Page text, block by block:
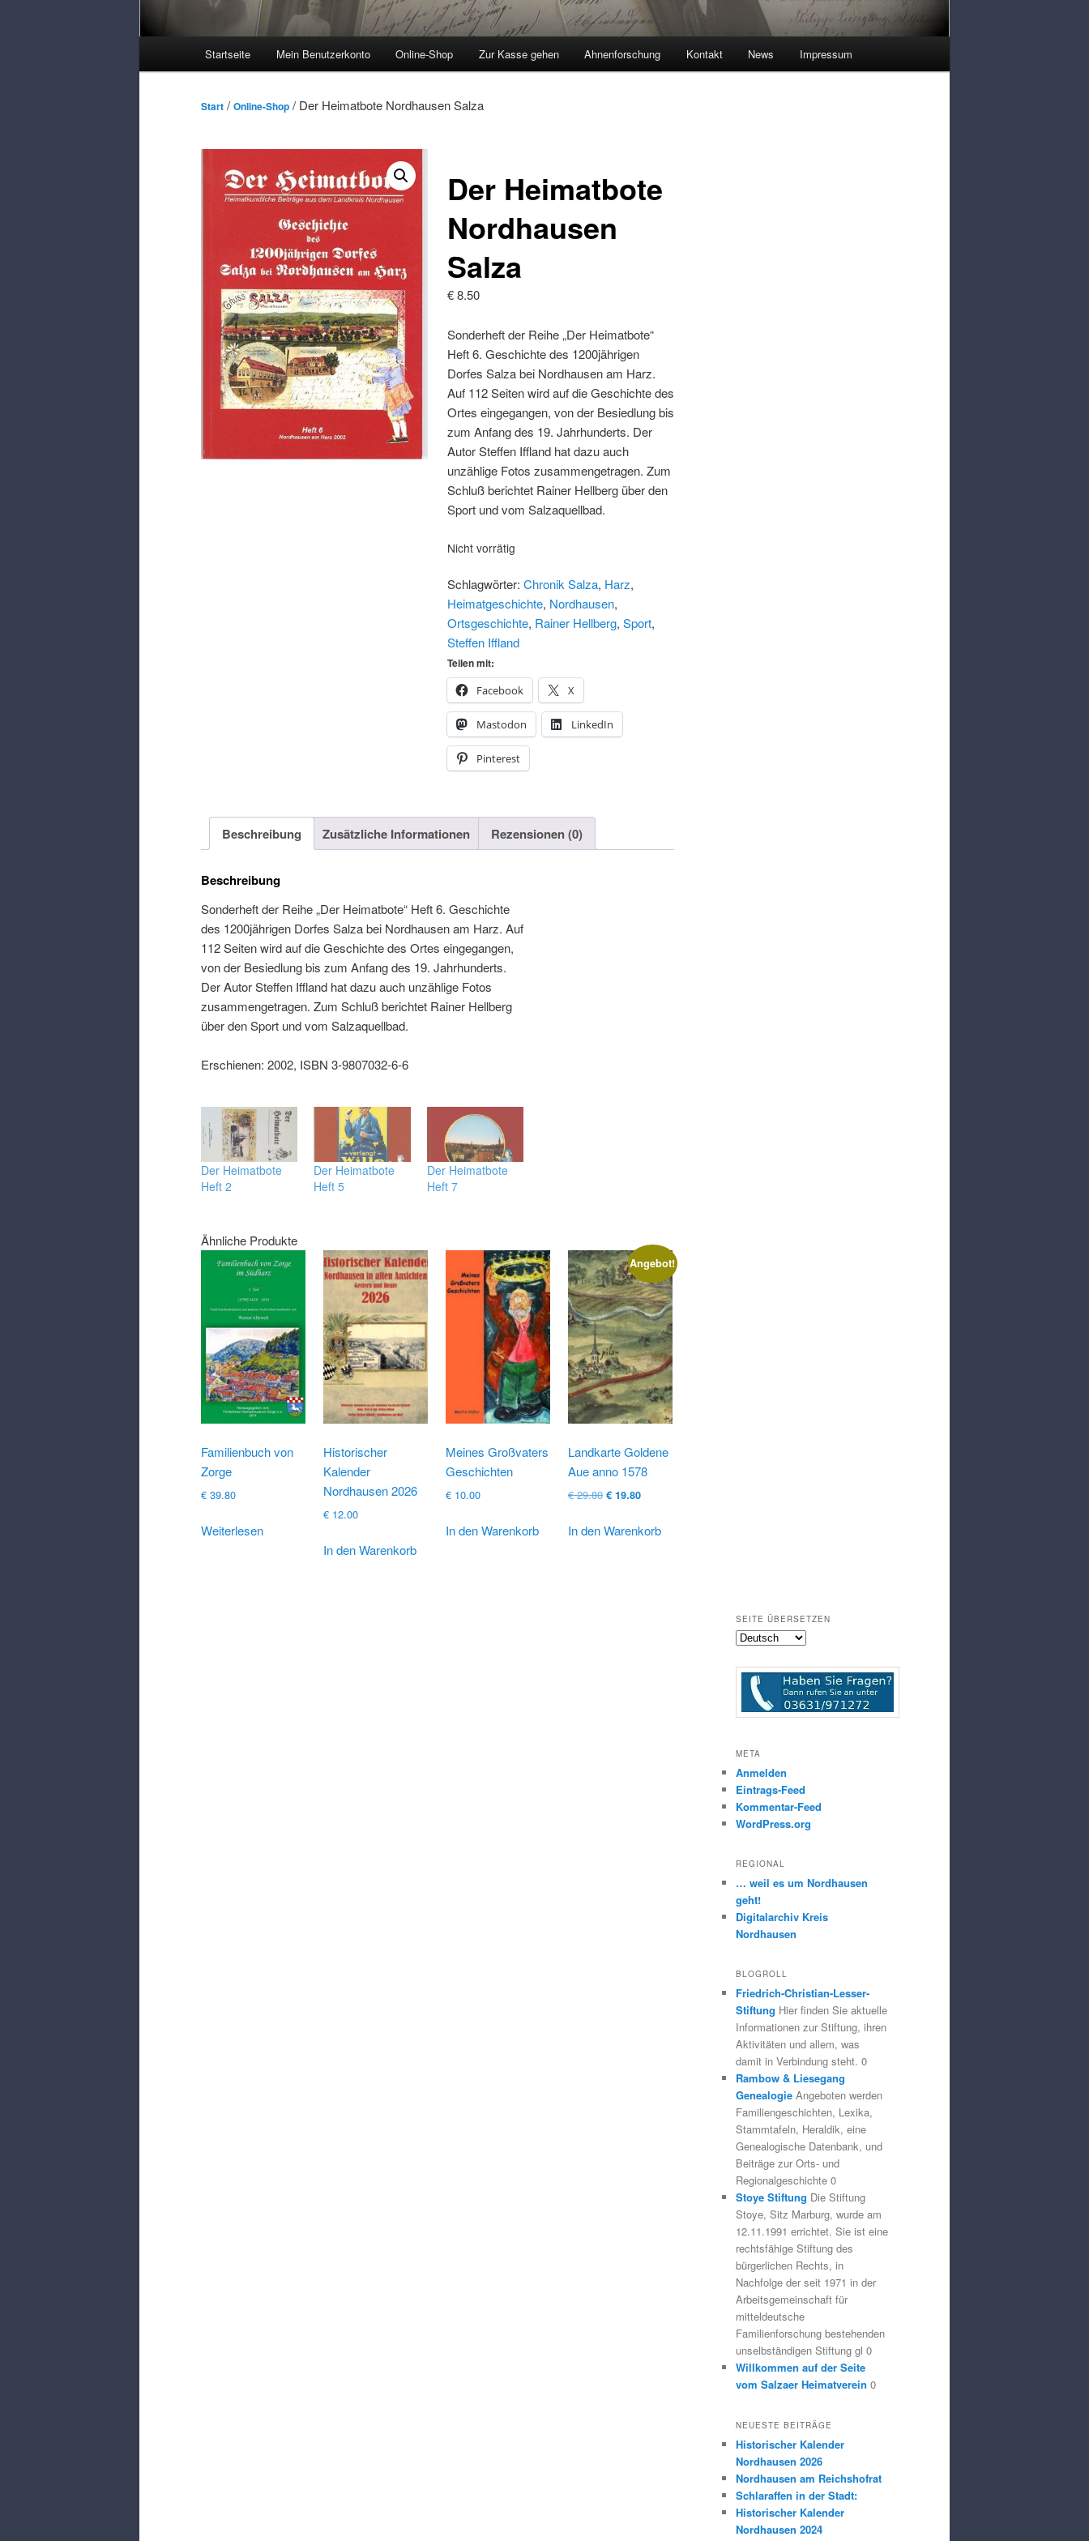
Startseite Mein Benutzerkonto Online-Shop Zur Kasse gehen Ahnenforschung Kontakt News Impressum
Start / Online-Shop / Der Heimatbote Nordhausen Salza
Der Heimatbote
Nordhausen
Salza
€8.50
Sonderheft der Reihe „Der Heimatbote“
Heft 6. Geschichte des 1200jährigen
Dorfes Salza bei Nordhausen am Harz.
Auf 112 Seiten wird auf die Geschichte des
Ortes eingegangen, von der Besiedlung bis
zum Anfang des 19. Jahrhunderts. Der
Autor Steffen Iffland hat dazu auch
unzählige Fotos zusammengetragen. Zum
Schluß berichtet Rainer Hellberg über den
Sport und vom Salzaquellbad.
Nicht vorrätig
Schlagwörter: Chronik Salza, Harz,
Heimatgeschichte, Nordhausen,
Ortsgeschichte, Rainer Hellberg, Sport,
Steffen Iffland
Teilen mit:
Facebook
X
Mastodon LinkedIn
Pinterest
Beschreibung Zusätzliche Informationen Rezensionen (0)
Beschreibung
Sonderheft der Reihe „Der Heimatbote“ Heft 6. Geschichte
des 1200jährigen Dorfes Salza bei Nordhausen am Harz. Auf
112 Seiten wird auf die Geschichte des Ortes eingegangen,
von der Besiedlung bis zum Anfang des 19. Jahrhunderts.
Der Autor Steffen Iffland hat dazu auch unzählige Fotos
zusammengetragen. Zum Schluß berichtet Rainer Hellberg
über den Sport und vom Salzaquellbad.
Erschienen: 2002, ISBN 3-9807032-6-6
Der Heimatbote
Heft 2
Der Heimatbote
Heft 5
Der Heimatbote
Heft 7
Ähnliche Produkte
Familienbuch von
Zorge
€ 39.80
Weiterlesen
Historischer
Kalender
Nordhausen 2026
€12.00
In den Warenkorb
Meines Großvaters
Geschichten
€10.00
In den Warenkorb
Angebot!
Landkarte Goldene
Aue anno 1578
€29.80 Ursprünglicher
war:
€19.80Aktueller
ist:
In den Warenkorb
SEITE ÜBERSETZEN
META
Anmelden
Eintrags-Feed
Kommentar-Feed
WordPress.org
REGIONAL
… weil es um Nordhausen
geht!
Digitalarchiv Kreis
Nordhausen
BLOGROLL
Friedrich-Christian-Lesser-
Stiftung Hier finden Sie aktuelle
Informationen zur Stiftung, ihren
Aktivitäten und allem, was
damit in Verbindung steht. 0
Rambow & Liesegang
Genealogie Angeboten werden
Familiengeschichten, Lexika,
Stammtafeln, Heraldik, eine
Genealogische Datenbank, und
Beiträge zur Orts- und
Regionalgeschichte 0
Stoye Stiftung Die Stiftung
Stoye, Sitz Marburg, wurde am
12.11.1991 errichtet. Sie ist eine
rechtsfähige Stiftung des
bürgerlichen Rechts, in
Nachfolge der seit 1971 in der
Arbeitsgemeinschaft für
mitteldeutsche
Familienforschung bestehenden
unselbständigen Stiftung gl 0
Willkommen auf der Seite
vom Salzaer Heimatverein 0
NEUESTE BEITRÄGE
Historischer Kalender
Nordhausen 2026
Nordhausen am Reichshofrat
Schlaraffen in der Stadt:
Historischer Kalender
Nordhausen 2024